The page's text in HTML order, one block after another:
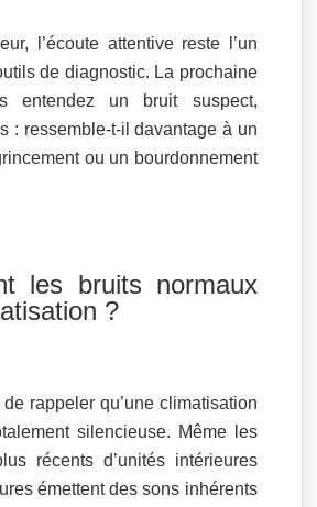
l’écoute attentive reste l’un
de diagnostic. La prochaine
entendez un bruit suspect,
: ressemble-t-il davantage à un
ou un bourdonnement
les bruits normaux
?
de rappeler qu’une climatisation
silencieuse. Même les
récents d’unités intérieures
émettent des sons inhérents